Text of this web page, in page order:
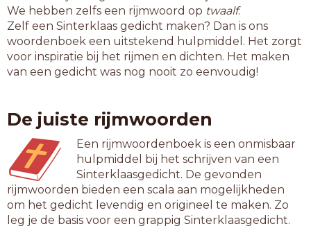
oorvliezen
streetwise
toevriezen
tramremise
uitbliezen
vervriezen
weivliezen
11-letterwoorden
beenvliezen
bindvliezen
boogfriezen
We hebben zelfs een rijmwoord op twaalf.
Zelf een Sinterklaas gedicht maken? Dan is ons
woordenboek een uitstekend hulpmiddel. Het zorgt
voor inspiratie bij het rijmen en dichten. Het maken
van een gedicht was nog nooit zo eenvoudig!
De juiste rijmwoorden
Een rijmwoordenboek is een onmisbaar
hulpmiddel bij het schrijven van een
Sinterklaasgedicht. De gevonden
rijmwoorden bieden een scala aan mogelijkheden
om het gedicht levendig en origineel te maken. Zo
leg je de basis voor een grappig Sinterklaasgedicht.